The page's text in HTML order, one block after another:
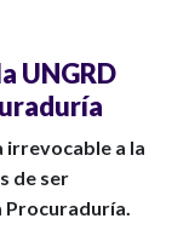
UNGRD
irrevocable a la
de ser